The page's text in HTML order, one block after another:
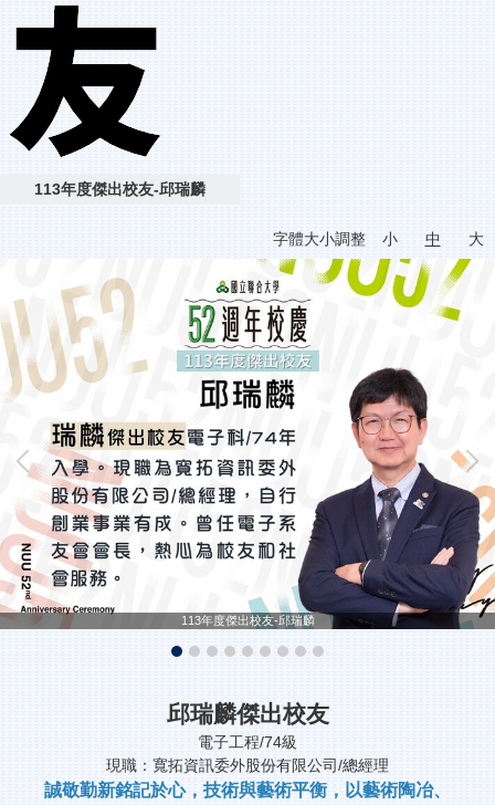
113年度傑出校友-邱瑞麟
字體大小調整 小 中 大
113年度傑出校友-邱瑞麟
邱瑞麟傑出校友
電子工程/74級
現職：寬拓資訊委外股份有限公司/總經理
誠敬勤新銘記於心，技術與藝術平衡，以藝術陶冶、